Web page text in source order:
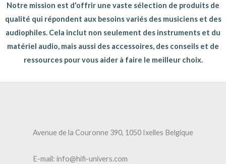
Notre mission est d'offrir une vaste sélection de produits de
qualité qui répondent aux besoins variés des musiciens et des
audiophiles. Cela inclut non seulement des instruments et du
matériel audio, mais aussi des accessoires, des conseils et de
ressources pour vous aider à faire le meilleur choix.
Avenue de la Couronne 390, 1050 Ixelles Belgique
E-mail: info@hifi-univers.com